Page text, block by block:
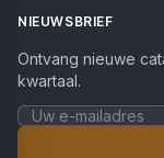
NIEUWSBRIEF
Ontvang nieuwe
kwartaal.